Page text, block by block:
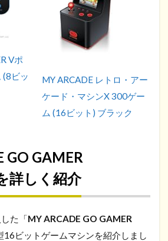
Vポ
(8ビッ
MY ARCADE レトロ・アー
ケード・マシンX 300ゲー
ム (16ビット) ブラック
GO GAMER
詳しく紹介
た「MY ARCADE GO GAMER
16ビットゲームマシンを紹介しまし